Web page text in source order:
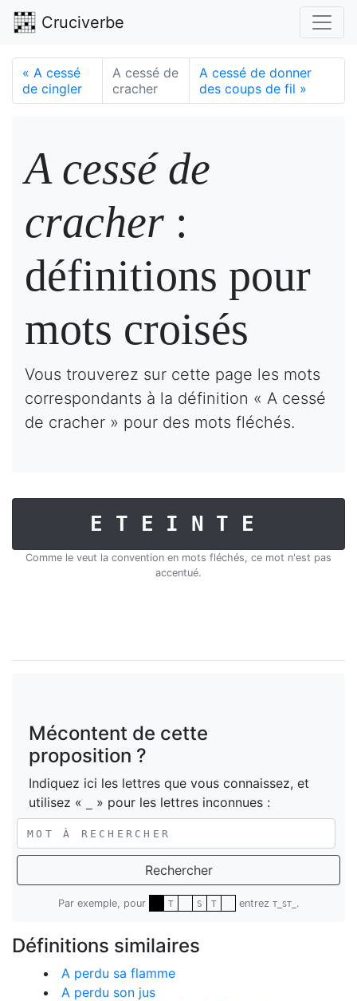
Cruciverbe
« A cessé
de cingler
A cessé de
cracher
A cessé de donner
des coups de fil »
A cessé de
cracher :
définitions pour
mots croisés
Vous trouverez sur cette page les mots
correspondants à la définition « A cessé
de cracher » pour des mots fléchés.
ETEINTE
Comme le veut la convention en mots fléchés, ce mot n'est pas
accentué.
Mécontent de cette
proposition ?
Indiquez ici les lettres que vous connaissez, et
utilisez «
» pour les lettres inconnues :
Rechercher
Par exemple, pour T S T entrez T_ST_ .
Définitions similaires
A perdu sa flamme
A perdu son jus